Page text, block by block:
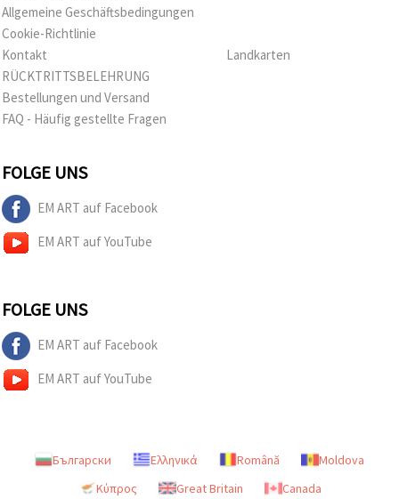
Allgemeine Geschäftsbedingungen
Cookie-Richtlinie
Kontakt
RÜCKTRITTSBELEHRUNG
Bestellungen und Versand
FAQ - Häufig gestellte Fragen
Landkarten
FOLGE UNS
EM ART auf Facebook
EM ART auf YouTube
FOLGE UNS
EM ART auf Facebook
EM ART auf YouTube
Български Ελληνικά Română
Moldova
Κύπρος
Great Britain Canada